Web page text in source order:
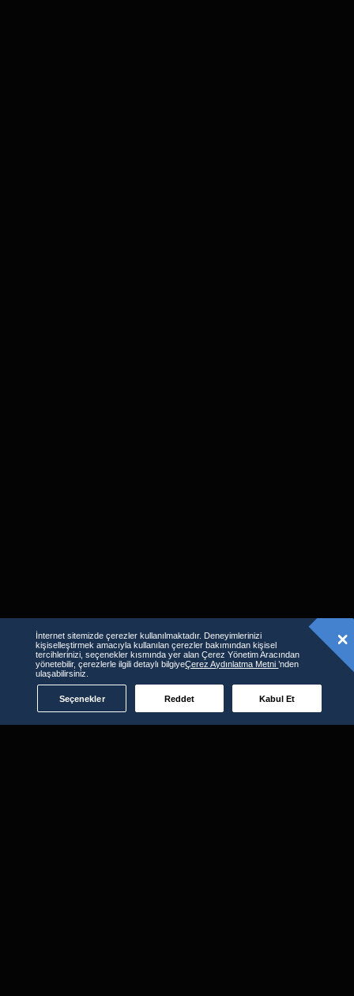
Benzer İçerikler
İnternet sitemizde çerezler kullanılmaktadır. Deneyimlerinizi
kişiselleştirmek amacıyla kullanılan çerezler bakımından kişisel
tercihlerinizi, seçenekler kısmında yer alan Çerez Yönetim Aracından
yönetebilir, çerezlerle ilgili detaylı bilgiyeÇerez Aydınlatma Metni’nden
ulaşabilirsiniz.
Seçenekler Reddet Kabul Et